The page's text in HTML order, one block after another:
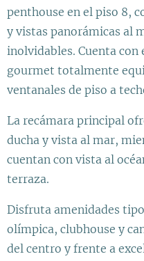
penthouse en el piso 8,
y vistas panorámicas al
inolvidables. Cuenta con
gourmet totalmente
ventanales de piso a
La recámara principal
ducha y vista al mar,
cuentan con vista al
terraza.
Disfruta amenidades
olímpica, clubhouse y
del centro y frente a